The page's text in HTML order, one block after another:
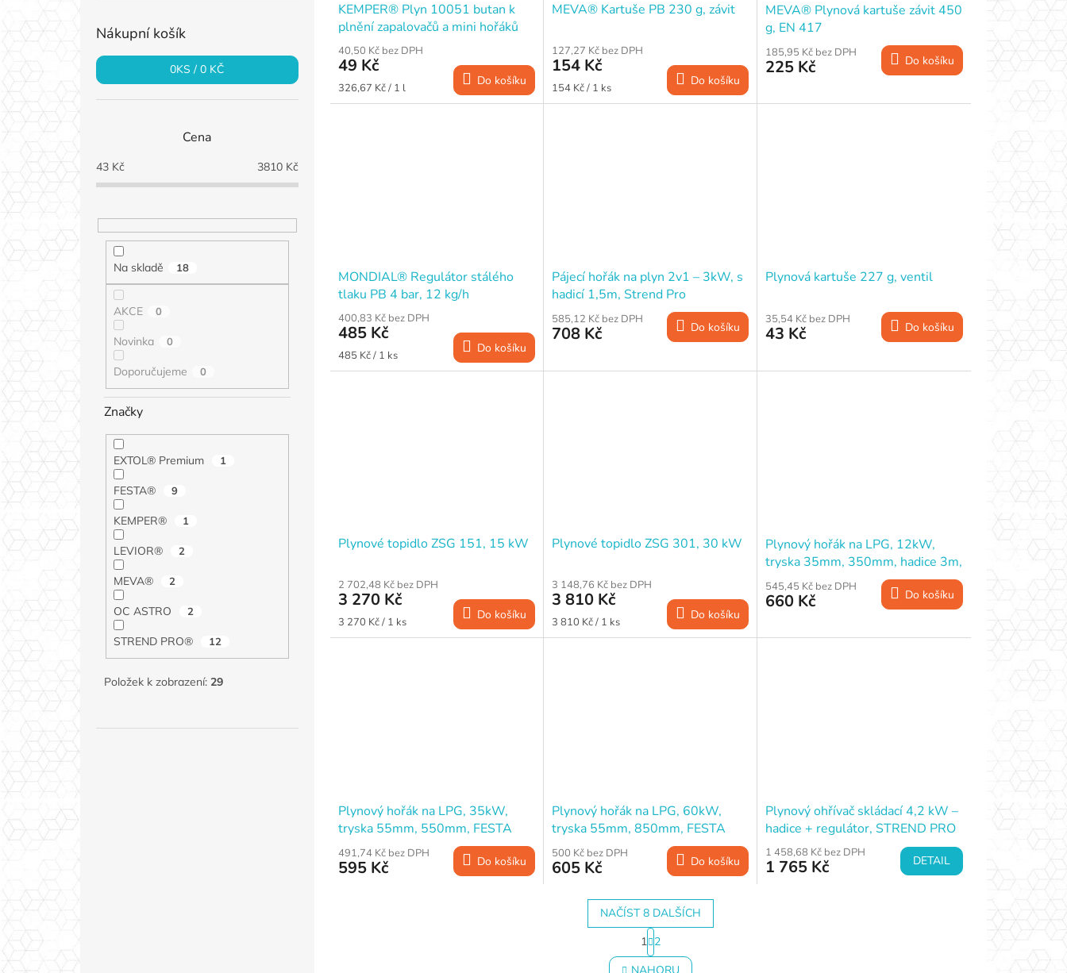
Nákupní košík
0KS /0 KČ
Cena
43Kč 3810Kč
Na skladě 18
AKCE 0
Novinka 0
Doporučujeme 0
Značky
EXTOL® Premium 1
FESTA® 9
KEMPER® 1
LEVIOR® 2
MEVA® 2
OC ASTRO 2
STREND PRO® 12
Položek k zobrazení: 29
KEMPER® Plyn 10051 butan k
plnění zapalovačů a mini hořáků
150 ml / 90 g
40,50 Kč bez DPH
49 Kč
Měrná
cena:
326,67 Kč / 1 l Do košíku
MEVA® Kartuše PB 230 g, závit
127,27 Kč bez DPH
154 Kč
Měrná
cena:
154 Kč / 1 ks Do košíku
MEVA® Plynová kartuše závit 450
g, EN 417
185,95 Kč bez DPH
225 Kč Do košíku
MONDIAL® Regulátor stálého
tlaku PB 4 bar, 12 kg/h
400,83 Kč bez DPH
485 Kč
Měrná
cena:
485 Kč / 1 ks Do košíku
Pájecí hořák na plyn 2v1 – 3kW, s
hadicí 1,5m, Strend Pro
585,12 Kč bez DPH
708 Kč Do košíku
Plynová kartuše 227 g, ventil
35,54 Kč bez DPH
43 Kč Do košíku
Plynové topidlo ZSG 151, 15 kW
2 702,48 Kč bez DPH
3 270 Kč
Měrná
cena:
3 270 Kč / 1 ks Do košíku
Plynové topidlo ZSG 301, 30 kW
3 148,76 Kč bez DPH
3 810 Kč
Měrná
cena:
3 810 Kč / 1 ks Do košíku
Plynový hořák na LPG, 12kW,
tryska 35mm, 350mm, hadice 3m,
FESTA
545,45 Kč bez DPH
660 Kč Do košíku
Plynový hořák na LPG, 35kW,
tryska 55mm, 550mm, FESTA
491,74 Kč bez DPH
595 Kč Do košíku
Plynový hořák na LPG, 60kW,
tryska 55mm, 850mm, FESTA
500 Kč bez DPH
605 Kč Do košíku
Plynový ohřívač skládací 4,2 kW –
hadice + regulátor, STREND PRO
DA-201F
1 458,68 Kč bez DPH
1 765 Kč DETAIL
O
v
NAČÍST 8 DALŠÍCH
S
t
r
1 2
NAHORU